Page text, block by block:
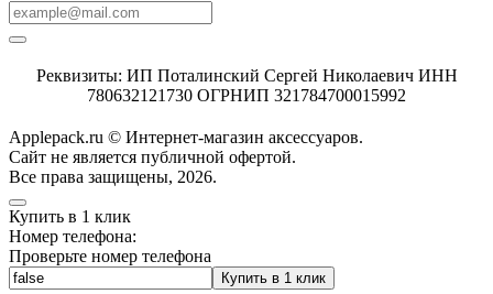
Реквизиты: ИП Поталинский Сергей Николаевич ИНН
780632121730 ОГРНИП 321784700015992
Applepack.ru © Интернет-магазин аксессуаров.
Cайт не является публичной офертой.
Все права защищены, 2026.
Купить в 1 клик
Номер телефона:
Проверьте номер телефона
Купить в 1 клик